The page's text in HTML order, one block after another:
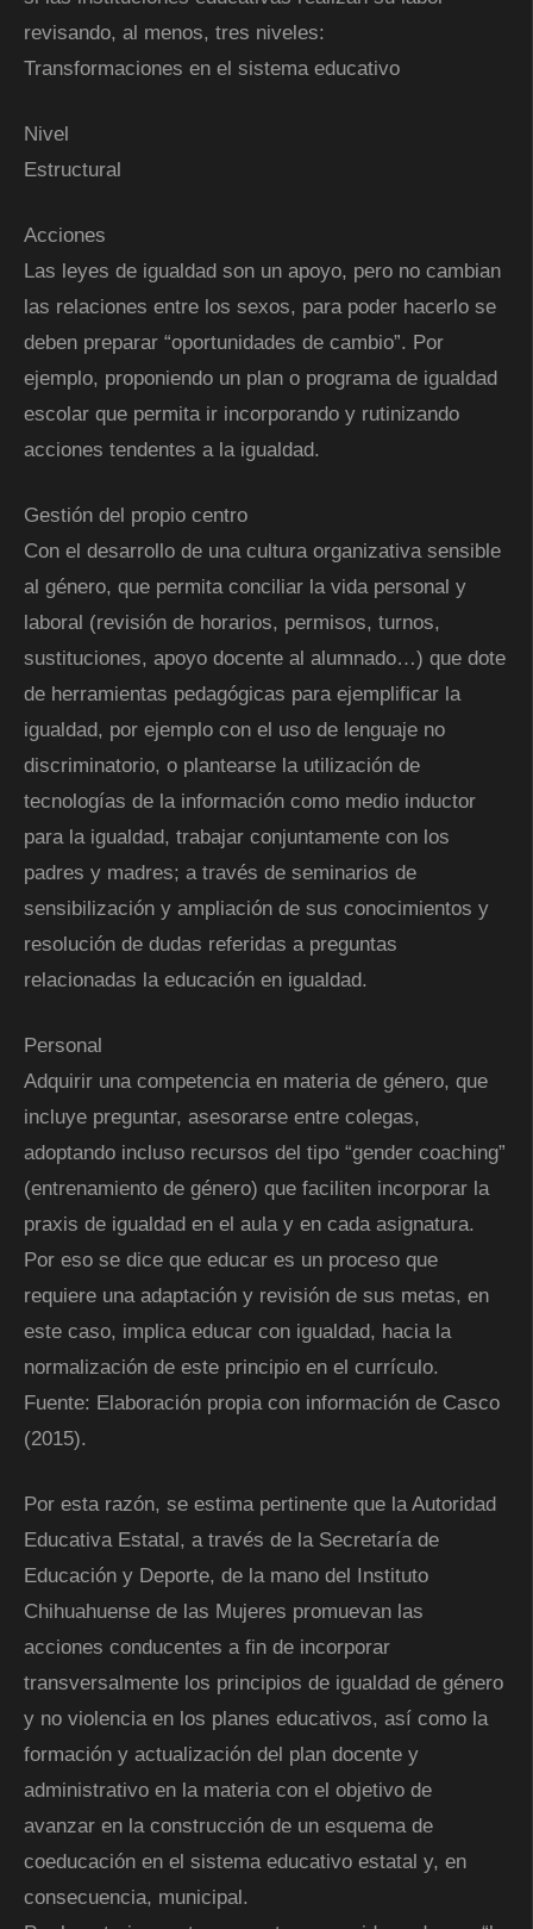
revisando, al menos, tres niveles:
Transformaciones en el sistema educativo
Nivel
Estructural
Acciones
Las leyes de igualdad son un apoyo, pero no cambian
las relaciones entre los sexos, para poder hacerlo se
deben preparar “oportunidades de cambio”. Por
ejemplo, proponiendo un plan o programa de igualdad
escolar que permita ir incorporando y rutinizando
acciones tendentes a la igualdad.
Gestión del propio centro
Con el desarrollo de una cultura organizativa sensible
al género, que permita conciliar la vida personal y
laboral (revisión de horarios, permisos, turnos,
sustituciones, apoyo docente al alumnado…) que dote
de herramientas pedagógicas para ejemplificar la
igualdad, por ejemplo con el uso de lenguaje no
discriminatorio, o plantearse la utilización de
tecnologías de la información como medio inductor
para la igualdad, trabajar conjuntamente con los
padres y madres; a través de seminarios de
sensibilización y ampliación de sus conocimientos y
resolución de dudas referidas a preguntas
relacionadas la educación en igualdad.
Personal
Adquirir una competencia en materia de género, que
incluye preguntar, asesorarse entre colegas,
adoptando incluso recursos del tipo “gender coaching”
(entrenamiento de género) que faciliten incorporar la
praxis de igualdad en el aula y en cada asignatura.
Por eso se dice que educar es un proceso que
requiere una adaptación y revisión de sus metas, en
este caso, implica educar con igualdad, hacia la
normalización de este principio en el currículo.
Fuente: Elaboración propia con información de Casco
(2015).
Por esta razón, se estima pertinente que la Autoridad
Educativa Estatal, a través de la Secretaría de
Educación y Deporte, de la mano del Instituto
Chihuahuense de las Mujeres promuevan las
acciones conducentes a fin de incorporar
transversalmente los principios de igualdad de género
y no violencia en los planes educativos, así como la
formación y actualización del plan docente y
administrativo en la materia con el objetivo de
avanzar en la construcción de un esquema de
coeducación en el sistema educativo estatal y, en
consecuencia, municipal.